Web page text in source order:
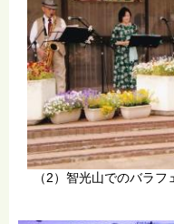
（2）智光山でのバラ